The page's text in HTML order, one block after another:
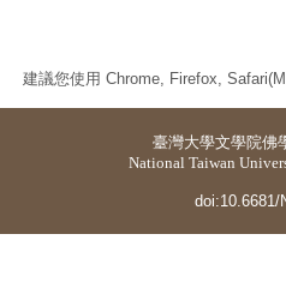
建議您使用 Chrome, Firefox,
臺灣大學文學院佛
National Taiwan
doi:10.6681/